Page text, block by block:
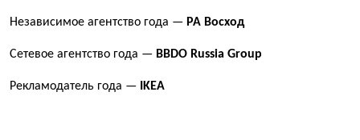
Независимое агентство года — РА Восход
Сетевое агентство года — BBDO Russia Group
Рекламодатель года — IKEA